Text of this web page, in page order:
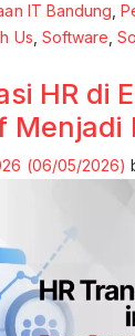
IT Bandung
Us Software
HR di
Menjadi
(06/05/2026)